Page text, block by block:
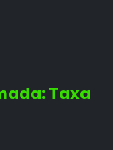
Taxa